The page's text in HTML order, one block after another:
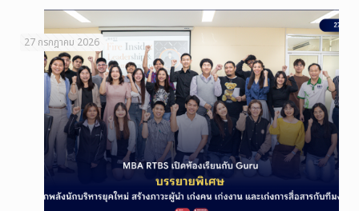
27 กรกฎาคม 2026